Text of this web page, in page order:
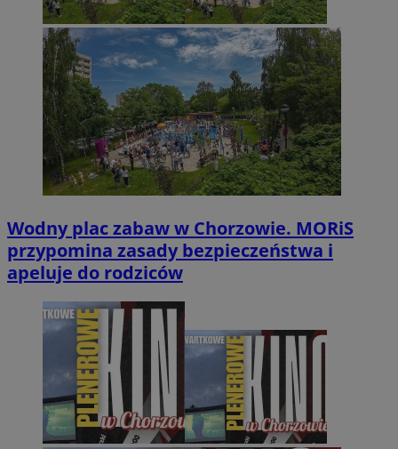
Wodny plac zabaw w Chorzowie. MORiS
przypomina zasady bezpieczeństwa i
apeluje do rodziców